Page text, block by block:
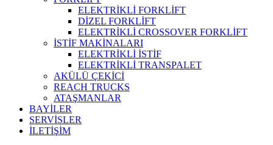
ELEKTRİKLİ FORKLİFT
DİZEL FORKLİFT
ELEKTRİKLİ CROSSOVER FORKLİFT
İSTİF MAKİNALARI
ELEKTRİKLİ İSTİF
ELEKTRİKLİ TRANSPALET
AKÜLÜ ÇEKİCİ
REACH TRUCKS
ATAŞMANLAR
BAYİLER
SERVİSLER
İLETİŞİM